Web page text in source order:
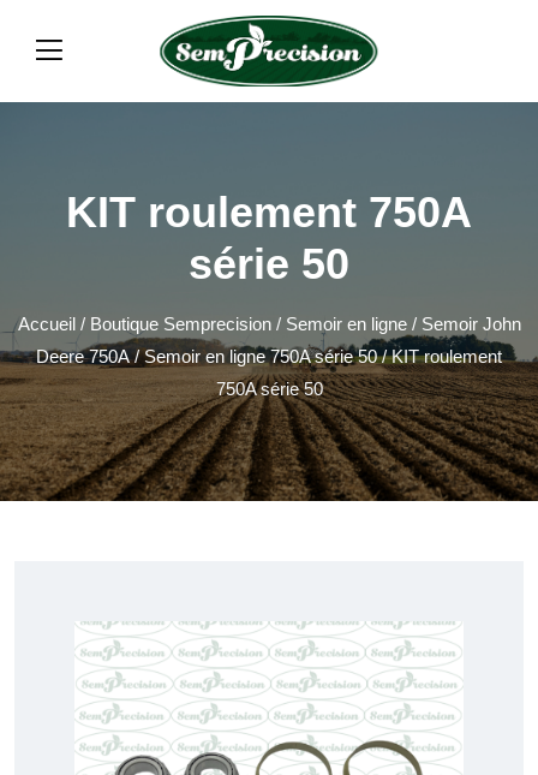
KIT roulement 750A
série 50
Accueil/ Boutique Semprecision/ Semoir en ligne/ Semoir John
Deere 750A/Semoir en ligne 750A série 50/ KIT roulement
750A série 50